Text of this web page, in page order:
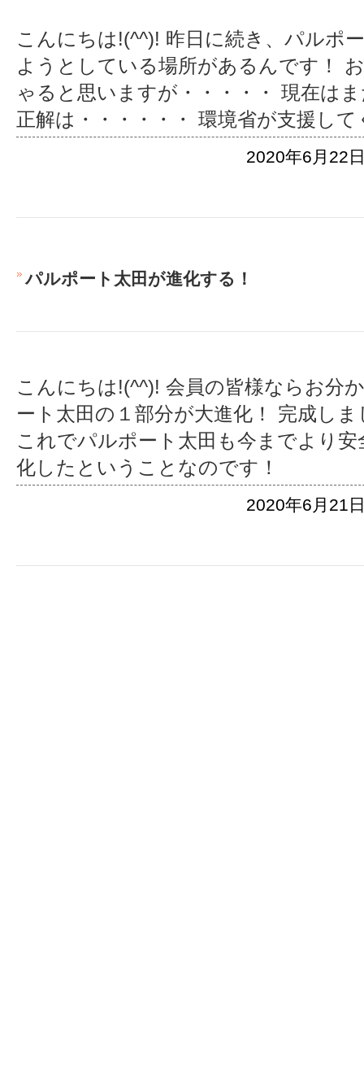
こんにちは!(^^)! 昨日に続き、パルポ
ようとしている場所があるんです！
ゃると思いますが・・・・・ 現在は
正解は・・・・・・ 環境省が支援して
2020年6月22
パルポート太田が進化する！
こんにちは!(^^)! 会員の皆様ならお分
ート太田の１部分が大進化！ 完成し
これでパルポート太田も今までより
化したということなのです！
2020年6月21